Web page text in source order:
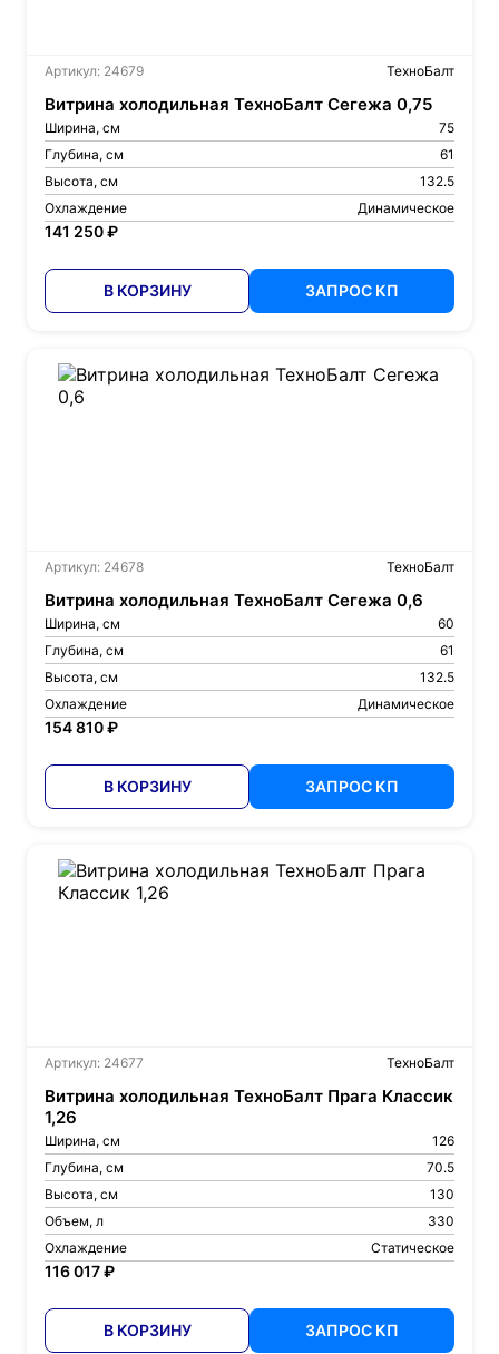
Артикул: 24679 ТехноБалт
Витрина холодильная ТехноБалт Сегежа 0,75
Ширина, см
75
Глубина, см
61
Высота, см
132.5
Охлаждение
Динамическое
141 250 ₽
В КОРЗИНУ ЗАПРОС КП
Артикул: 24678 ТехноБалт
Витрина холодильная ТехноБалт Сегежа 0,6
Ширина, см
60
Глубина, см
61
Высота, см
132.5
Охлаждение
Динамическое
154 810 ₽
В КОРЗИНУ ЗАПРОС КП
Артикул: 24677 ТехноБалт
Витрина холодильная ТехноБалт Прага Классик
1,26
Ширина, см
126
Глубина, см
70.5
Высота, см
130
Объем, л
330
Охлаждение
Статическое
116 017 ₽
В КОРЗИНУ ЗАПРОС КП